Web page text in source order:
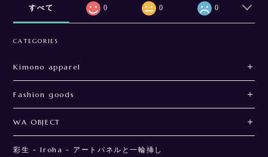
すべて 0 0 0
CATEGORIES
Kimono apparel
Fashion goods
WA OBJECT
彩生 - Iroha - アートパネルと一輪挿し